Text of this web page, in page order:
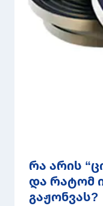
რა არის
და რატომ
გაჟონვას?